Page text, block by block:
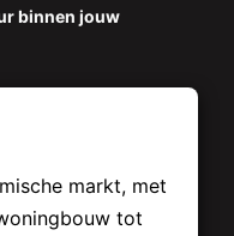
binnen jouw
markt, met
tot